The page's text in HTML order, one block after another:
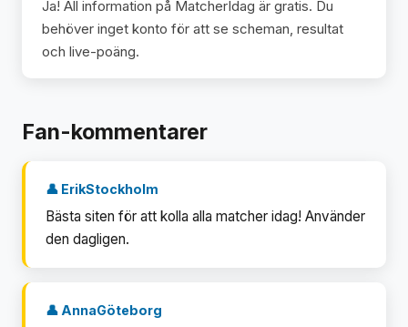
Ja! All information på MatcherIdag är gratis. Du
behöver inget konto för att se scheman, resultat
och live-poäng.
Fan-kommentarer
👤 ErikStockholm
Bästa siten för att kolla alla matcher idag! Använder
den dagligen.
👤 AnnaGöteborg